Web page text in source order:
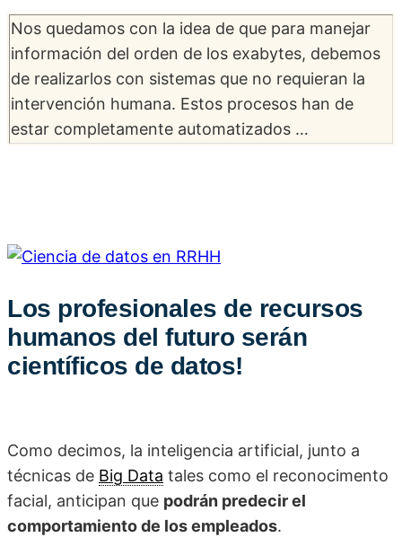
Nos quedamos con la idea de que para manejar
información del orden de los exabytes, debemos
de realizarlos con sistemas que no requieran la
intervención humana. Estos procesos han de
estar completamente automatizados …
Los profesionales de recursos
humanos del futuro serán
científicos de datos!
Como decimos, la inteligencia artificial, junto a
técnicas de Big Data tales como el reconocimento
facial, anticipan que podrán predecir el
comportamiento de los empleados.